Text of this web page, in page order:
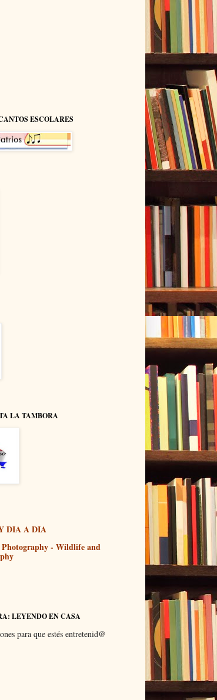
ESCOLARES
LA TAMBORA
DIA A DIA
Photography - Wildlife and
LEYENDO EN CASA
para que estés entretenid@